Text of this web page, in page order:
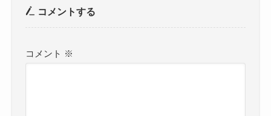
コメントする
コメント ※